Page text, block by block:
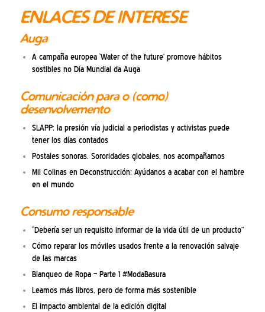
ENLACES DE INTERESE
Auga
A campaña europea ‘Water of the future’ promove hábitos
sostibles no Día Mundial da Auga
Comunicación para o (como)
desenvolvemento
SLAPP: la presión vía judicial a periodistas y activistas puede
tener los días contados
Postales sonoras. Sororidades globales, nos acompañamos
Mil Colinas en Deconstrucción: Ayúdanos a acabar con el hambre
en el mundo
Consumo responsable
“Debería ser un requisito informar de la vida útil de un producto”
Cómo reparar los móviles usados frente a la renovación salvaje
de las marcas
Blanqueo de Ropa – Parte 1 #ModaBasura
Leamos más libros, pero de forma más sostenible
El impacto ambiental de la edición digital